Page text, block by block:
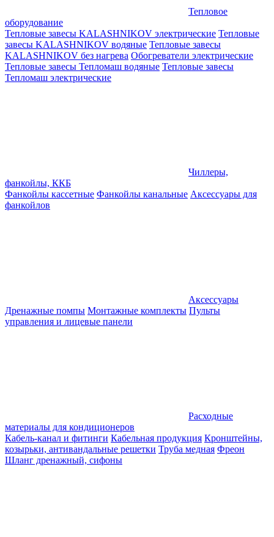
Тепловое
оборудование
Тепловые завесы KALASHNIKOV электрические Тепловые
завесы KALASHNIKOV водяные Тепловые завесы
KALASHNIKOV без нагрева Обогреватели электрические
Тепловые завесы Тепломаш водяные Тепловые завесы
Тепломаш электрические
Чиллеры,
фанкойлы, ККБ
Фанкойлы кассетные Фанкойлы канальные Аксессуары для
фанкойлов
Аксессуары
Дренажные помпы Монтажные комплекты Пульты
управления и лицевые панели
Расходные
материалы для кондиционеров
Кабель-канал и фитинги Кабельная продукция Кронштейны,
козырьки, антивандальные решетки Труба медная Фреон
Шланг дренажный, сифоны